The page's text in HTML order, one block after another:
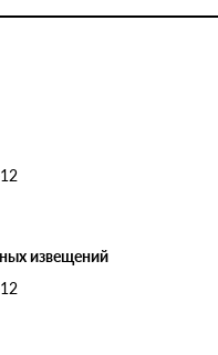
извещений